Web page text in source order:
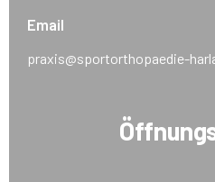
Email
praxis@sportorthopaedie-